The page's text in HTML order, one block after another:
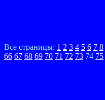
Все страницы: 1 2 3 4 5 6 7 8
66 67 68 69 70 71 72 73 74 75